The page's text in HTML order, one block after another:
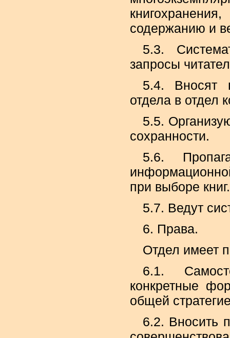
содержанию и
5.3.
запросы
5.4. Вносят
отдела в отдел
5.5.
сохранности.
5.6.
при выборе книг.
5.7. Ведут
6. Права.
Отдел имеет
6.1.
конкретные
общей
6.2. Вносить